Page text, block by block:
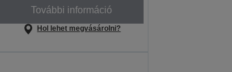
További információ
Hol lehet megvásárolni?